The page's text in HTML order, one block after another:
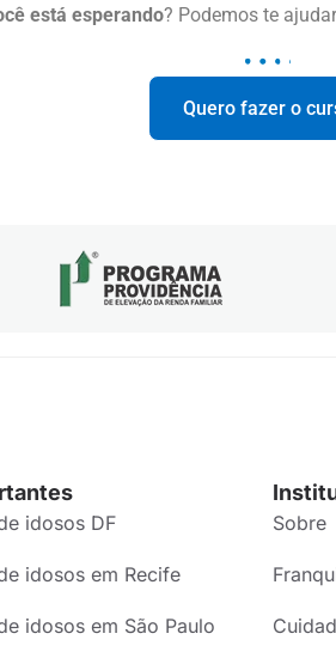
está esperando? Podemos te
Quero fazer o
idosos DF
idosos em Recife
idosos em São Paulo
Sobre